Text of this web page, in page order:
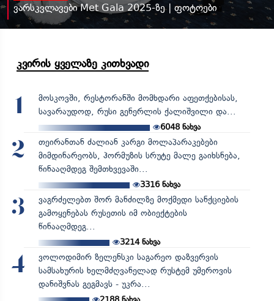
ვარსკვლავები Met Gala 2025-ზე | ფოტოები
კვირის ყველაზე კითხვადი
1
მოსკოვში, რესტორანში მომხდარი აფეთქებისას,
სავარაუდოდ, რუსი გენერლის ქალიშვილი და...
6048 ნახვა
2
თეირანთან ძალიან კარგი მოლაპარაკებები
მიმდინარეობს, ჰორმუზის სრუტე მალე გაიხსნება,
წინააღმდეგ შემთხვევაში...
3316ნახვა
3
ვაგრძელებთ შორ მანძილზე მოქმედი სანქციების
გამოყენებას რუსეთის იმ ობიექტების
წინააღმდეგ...
3214ნახვა
4
ვოლოდიმირ ზელენსკი საგარეო დაზვერვის
სამსახურის ხელმძღვანელად რუსტემ უმეროვის
დანიშვნას გეგმავს - უკრა...